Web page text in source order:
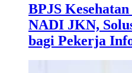
BPJS
NADI JKN,
bagi Pekerja